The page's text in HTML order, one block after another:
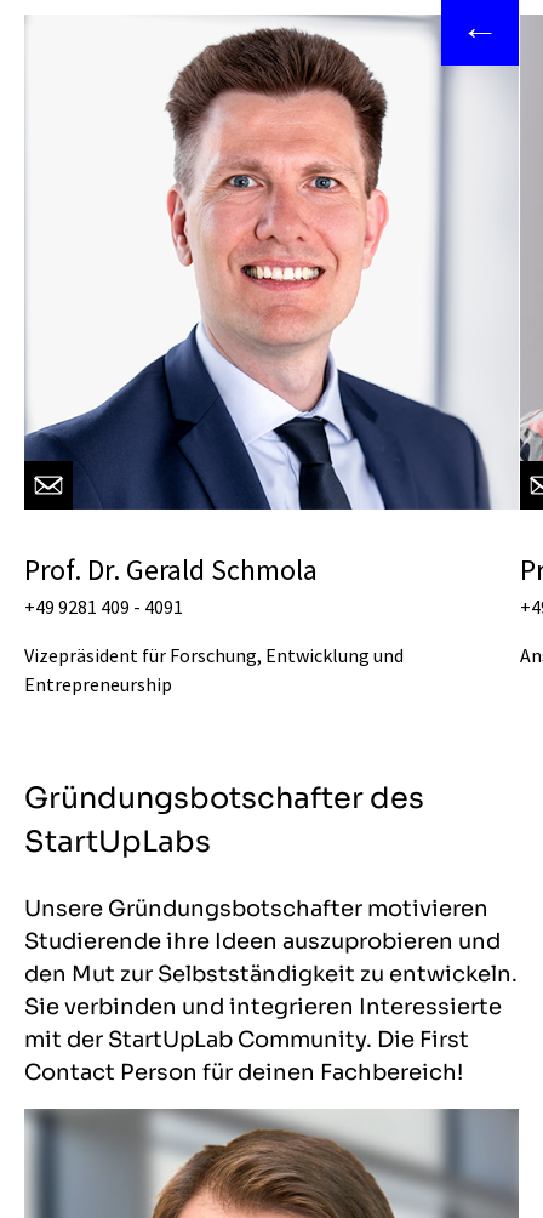
Prof. Dr. Gerald Schmola
+49 9281 409 - 4091
Vizepräsident für Forschung, Entwicklung und
Entrepreneurship
←
Gründungsbotschafter des
StartUpLabs
Unsere Gründungsbotschafter motivieren
Studierende ihre Ideen auszuprobieren und
den Mut zur Selbstständigkeit zu entwickeln.
Sie verbinden und integrieren Interessierte
mit der StartUpLab Community. Die First
Contact Person für deinen Fachbereich!